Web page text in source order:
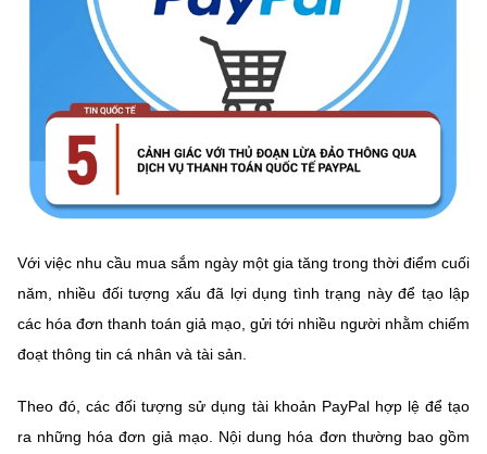
Với việc nhu cầu mua sắm ngày một gia tăng trong thời điểm cuối
năm, nhiều đối tượng xấu đã lợi dụng tình trạng này để tạo lập
các hóa đơn thanh toán giả mạo, gửi tới nhiều người nhằm chiếm
đoạt thông tin cá nhân và tài sản.
Theo đó, các đối tượng sử dụng tài khoản PayPal hợp lệ để tạo
ra những hóa đơn giả mạo. Nội dung hóa đơn thường bao gồm